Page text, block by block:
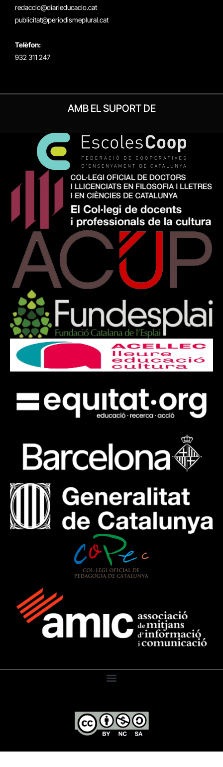
redaccio@diarieducacio.cat
publicitat@periodismeplural.cat
Telèfon:
932 311 247
AMB EL SUPORT DE